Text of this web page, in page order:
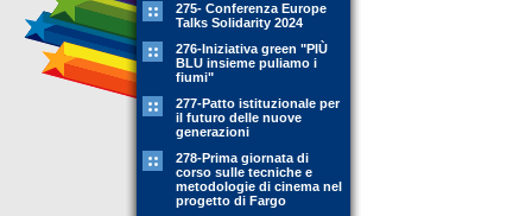
275- Conferenza Europe
Talks Solidarity 2024
276-Iniziativa green "PIÙ
BLU insieme puliamo i
fiumi"
277-Patto istituzionale per
il futuro delle nuove
generazioni
278-Prima giornata di
corso sulle tecniche e
metodologie di cinema nel
progetto di Fargo